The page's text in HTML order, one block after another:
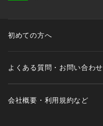
初めての方へ
よくある質問・お問い合わせ
会社概要・利用規約など